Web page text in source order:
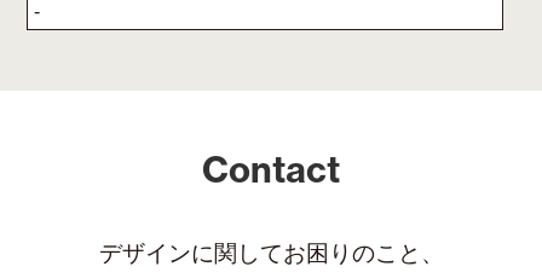
Contact
デザインに関してお困りのこと、